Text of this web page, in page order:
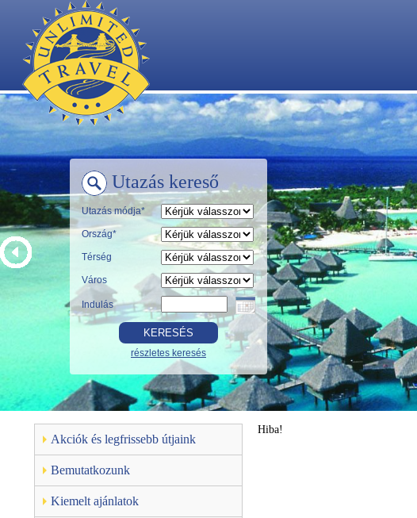
Utazás kereső
Utazás módja*
Ország*
Térség
Város
Indulás
részletes keresés
Akciók és legfrissebb útjaink
Bemutatkozunk
Kiemelt ajánlatok
Hiba!